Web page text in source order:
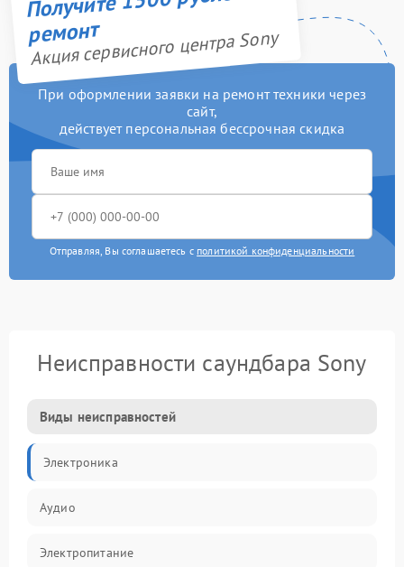
ремонт
Акция сервисного центра Sony
При оформлении заявки на ремонт техники через
сайт,
действует персональная бессрочная скидка
Отправляя, Вы соглашаетесь с политикой конфиденциальности
Неисправности саундбара Sony
Виды неисправностей
Электроника
Аудио
Электропитание